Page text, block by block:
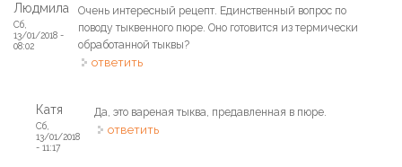
Людмила
Сб,
13/01/2018 -
08:02
Очень интересный рецепт. Единственный вопрос по
поводу тыквенного пюре. Оно готовится из термически
обработанной тыквы?
ответить
Катя
Сб,
13/01/2018
- 11:17
Да, это вареная тыква, предавленная в пюре.
ответить